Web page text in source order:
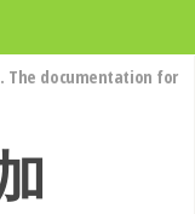
The documentation for